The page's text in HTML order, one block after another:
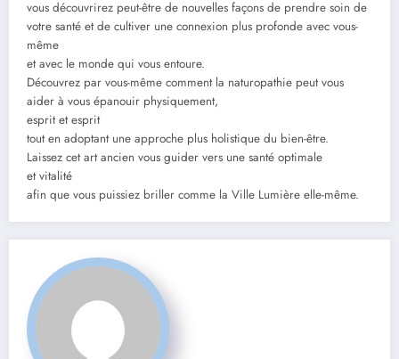
vous découvrirez peut-être de nouvelles façons de prendre soin de
votre santé et de cultiver une connexion plus profonde avec vous-
même
et avec le monde qui vous entoure.
Découvrez par vous-même comment la naturopathie peut vous
aider à vous épanouir physiquement,
esprit et esprit
tout en adoptant une approche plus holistique du bien-être.
Laissez cet art ancien vous guider vers une santé optimale
et vitalité
afin que vous puissiez briller comme la Ville Lumière elle-même.